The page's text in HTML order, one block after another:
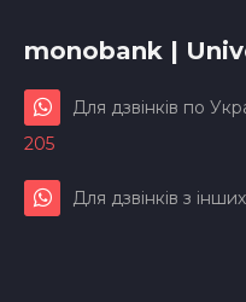
monobank |
Для дзвінків по
205
Для дзвінків з